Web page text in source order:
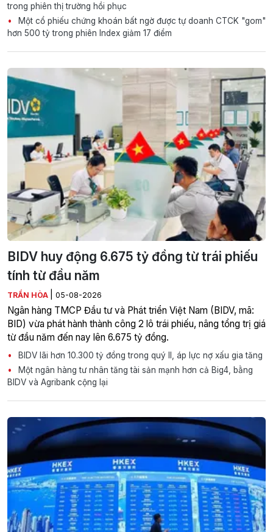
trong phiên thị trường hồi phục
Một cổ phiếu chứng khoán bất ngờ được tự doanh CTCK "gom"
hơn 500 tỷ trong phiên Index giảm 17 điểm
BIDV huy động 6.675 tỷ đồng từ trái phiếu
tính từ đầu năm
TRẦN HÒA 05-08-2026
Ngân hàng TMCP Đầu tư và Phát triển Việt Nam (BIDV, mã:
BID) vừa phát hành thành công 2 lô trái phiếu, nâng tổng trị giá
từ đầu năm đến nay lên 6.675 tỷ đồng.
BIDV lãi hơn 10.300 tỷ đồng trong quý II, áp lực nợ xấu gia tăng
Một ngân hàng tư nhân tăng tài sản mạnh hơn cả Big4, bằng
BIDV và Agribank cộng lại